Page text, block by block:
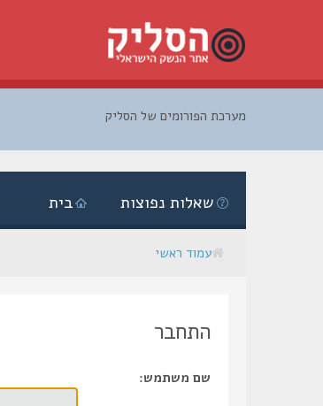
מערכת הפורומים של הסליק
בית שאלות נפוצות
עמוד ראשי
התחבר
שם משתמש: